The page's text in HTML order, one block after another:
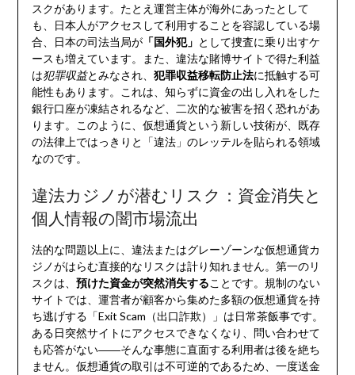
スクがあります。たとえ運営主体が海外にあったとして
も、日本人がアクセスして利用することを容認している場
合、日本の司法当局が「国外犯」 として捜査に乗り出すケ
ースも増えています。また、違法な賭博サイトで得た利益
は犯罪収益とみなされ、 犯罪収益移転防止法に抵触する可
能性もあります。これは、知らずに資金の出し入れをした
銀行口座が凍結されるなど、二次的な被害を招く恐れがあ
ります。このように、仮想通貨という新しい技術が、既存
の法律上ではっきりと「違法」のレッテルを貼られる領域
なのです。
違法カジノが潜むリスク：資金消失と
個人情報の闇市場流出
法的な問題以上に、違法またはグレーゾーンな仮想通貨カ
ジノがはらむ直接的なリスクは計り知れません。第一のリ
スクは、 預けた資金が突然消失することです。規制のない
サイトでは、運営者が顧客から集めた多額の仮想通貨を持
ち逃げする「Exit Scam（出口詐欺）」は日常茶飯事です。
ある日突然サイトにアクセスできなくなり、問い合わせて
も応答がない――そんな事態に直面する利用者は後を絶ち
ません。仮想通貨の取引は不可逆的であるため、一度送金